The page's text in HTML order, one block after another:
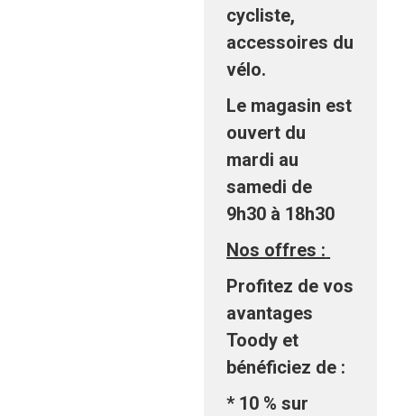
cycliste,
accessoires du
vélo.
Le magasin est
ouvert du
mardi au
samedi de
9h30 à 18h30
Nos offres :
Profitez de vos
avantages
Toody et
bénéficiez de :
* 10 % sur